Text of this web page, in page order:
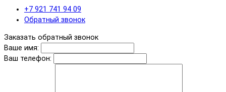
+7 921 741 94 09
Обратный звонок
Заказать обратный звонок
Ваше имя:
Ваш телефон: